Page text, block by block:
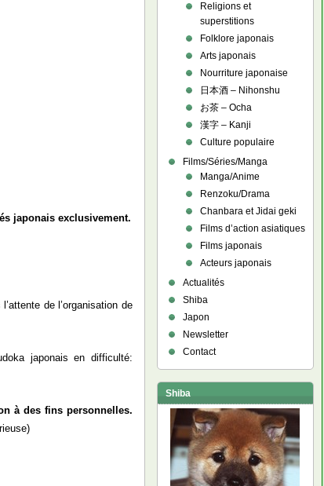
japonais exclusivement.
de l’organisation de
japonais en difficulté:
à des fins personnelles.
Religions et
superstitions
Folklore japonais
Arts japonais
Nourriture japonaise
日本酒 – Nihonshu
お茶 – Ocha
漢字 – Kanji
Culture populaire
Films/Séries/Manga
Manga/Anime
Renzoku/Drama
Chanbara et Jidai geki
Films d’action asiatiques
Films japonais
Acteurs japonais
Actualités
Shiba
Japon
Newsletter
Contact
Shiba